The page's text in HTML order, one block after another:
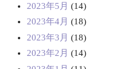
2023年5月 (14)
2023年4月 (18)
2023年3月 (18)
2023年2月 (14)